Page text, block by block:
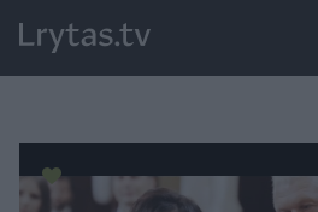
Paremkite Ukrainą